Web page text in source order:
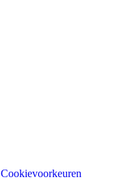
Cookievoorkeuren